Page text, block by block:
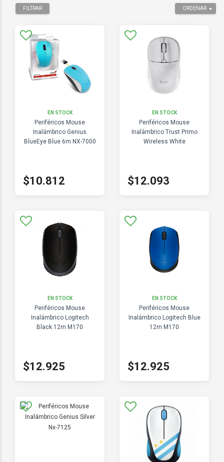
ORDENAR
FILTRAR
EN STOCK
Periféricos Mouse
Inalámbrico Genius
BlueEye Blue 6m NX-7000
$10.812
EN STOCK
Periféricos Mouse
Inalámbrico Trust Primo
Wireless White
$12.093
EN STOCK
Periféricos Mouse
Inalámbrico Logitech
Black 12m M170
$12.925
EN STOCK
Periféricos Mouse
Inalámbrico Logitech Blue
12m M170
$12.925